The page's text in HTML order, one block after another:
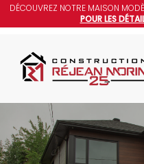
DÉCOUVREZ NOTRE MAISON
POUR LES